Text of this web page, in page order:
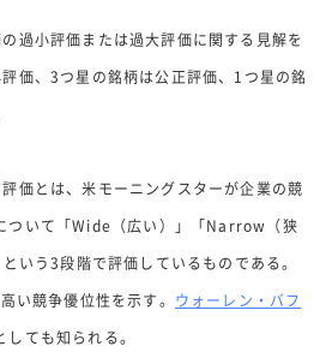
過小評価または過大評価に関する見解を
価、3つ星の銘柄は公正評価、1つ星の銘
価とは、米モーニングスターが企業の競
ついて「Wide（広い）」「Narrow（狭
いう3段階で評価しているものである。
い競争優位性を示す。 ウォーレン・バフ
しても知られる。